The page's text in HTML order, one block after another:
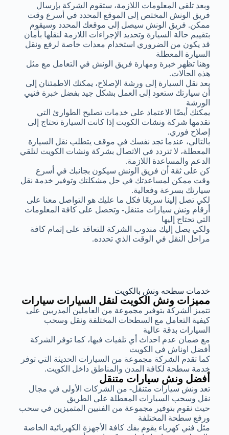
وبعد تلقي المعلومات اللازمة، ستقوم الشركة بإرسال
فريق الونش المختص إلى الموقع المحدد في أسرع وقت
ممكن. فريق الونش سيصل إلى موقعك المحدد وسيقوم
بتقييم حالة السيارة وتحديد الإجراءات اللازمة لنقلها بأمان
قد يكون من الضروري استخدام معدات خاصة لرفع ونقل
السيارة المعطلة
وهنا تظهر خبرة ومهارة فريق الونش في التعامل مع مثل
هذه الحالات.
بعد نقل السيارة إلى ورشة الإصلاح، يمكنك الاطمئنان إلى
أن سيارتك ستعود إلى العمل بشكل جيد بفضل خبرة فنيي
الورشة
يمكنك أيضًا الاعتماد على خدمات تصليح الطوارئ التي
تقدمها شركة ونشات الكويت إذا كانت السيارة تحتاج إلى
إصلاح فوري.
بالتالي، عندما تجد نفسك في موقف يتطلب نقل السيارة
المعطلة، لا تتردد في الاتصال بشركة ونشات الكويت لتلقي
الدعم والمساعدة اللازمة.
كن على ثقة أن فريق الونش سيكون بجانبك في أسرع
وقت ممكن لمساعدتك في حل مشكلتك وتوفير خدمة نقل
سيارتك بسرعة وفعالية.
لكي تصل إلينا سريعًا فكل ما عليك هو التواصل معنا على
أرقام ونش سيارات متنقل- وتحصل على كافة المعلومات
التي تحتاج إليها
ولكي يصل إليك مندوب الشركة للتعاقد على إتمام كافة
مراحل النقل في الوقت الذي تحدده.
خدمات سطحه ونش بالكويت
مميزات ونش الكويت لنقل السيارات سيارات
تتميز الشركة بتوفير مجموعة من العاملين المدربين على
كيفية التعامل مع السطحات المختلفة ونقل وسحب
السيارات بدقة عالية
مع ضمان عدم احداث أي تلفيات فيها، كما توفر الشركة
أفضل اوناش في الكويت
كما تقدم الشركة مجموعة من السيارات الحديثة التي توفر
خدمة سطحة لكافة المدن والمناطق داخل الكويت.
أفضل ونش سيارات متنقل
تعد ونش سيارات متنقل- من الشركات الأولى في مجال
نقل وسحب السيارات المعطلة علي الطريق
حيث نقوم بتوفير مجموعة من الفنيين المتميزين في سحب
ورفع سطحة المختلفة
مثل فني كهرباء يقوم بفك كافة الأجهزة الكهربائية الخاصة